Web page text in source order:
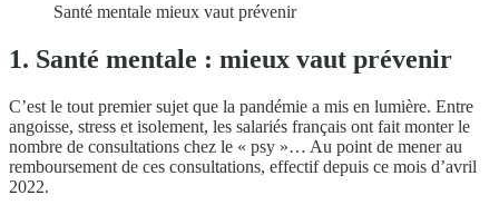
Santé mentale mieux vaut prévenir
1. Santé mentale : mieux vaut prévenir
C’est le tout premier sujet que la pandémie a mis en lumière. Entre
angoisse, stress et isolement, les salariés français ont fait monter le
nombre de consultations chez le « psy »… Au point de mener au
remboursement de ces consultations, effectif depuis ce mois d’avril
2022.